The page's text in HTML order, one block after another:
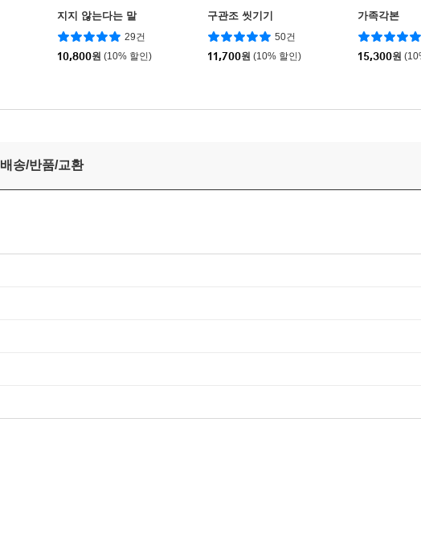
지지 않는다는 말
29건
10,800원 (10% 할인)
구관조 씻기기
50건
11,700원 (10% 할인)
가족각본
15,300원
배송/반품/교환